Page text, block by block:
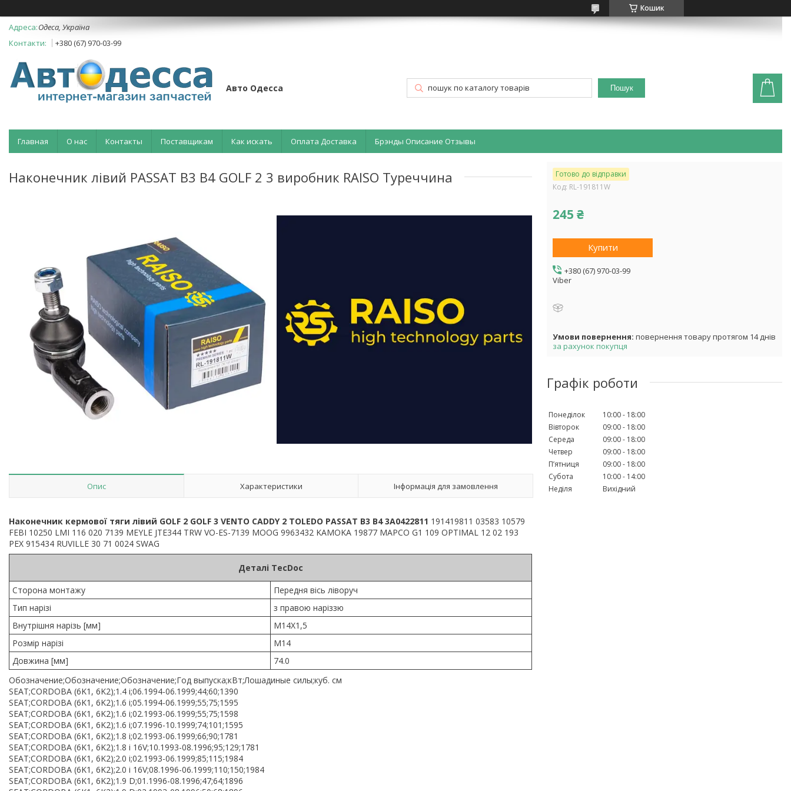
Кошик
Одеса, Україна
+380 (67) 970-03-99
Авто Одесса Пошук
Главная О нас Контакты Поставщикам Как искать Оплата Доставка Брэнды Описание Отзывы
Наконечник лівий PASSAT B3 B4 GOLF 2 3 виробник RAISO Туреччина
Опис Характеристики Інформація для замовлення
Наконечник кермової тяги лівий GOLF 2 GOLF 3 VENTO CADDY 2 TOLEDO PASSAT B3 B4 3A0422811 191419811 03583 10579
FEBI 10250 LMI 116 020 7139 MEYLE JTE344 TRW VO-ES-7139 MOOG 9963432 KAMOKA 19877 MAPCO G1 109 OPTIMAL 12 02 193
PEX 915434 RUVILLE 30 71 0024 SWAG
Деталі TecDoc
Сторона монтажу
Передня вісь ліворуч
Тип нарізі
з правою наріззю
Внутрішня нарізь [мм]
M14X1,5
Розмір нарізі
M14
Довжина [мм]
74.0
Обозначение;Обозначение;Обозначение;Год выпуска;кВт;Лошадиные силы;куб. см
SEAT;CORDOBA (6K1, 6K2);1.4 i;06.1994-06.1999;44;60;1390
SEAT;CORDOBA (6K1, 6K2);1.6 i;05.1994-06.1999;55;75;1595
SEAT;CORDOBA (6K1, 6K2);1.6 i;02.1993-06.1999;55;75;1598
SEAT;CORDOBA (6K1, 6K2);1.6 i;07.1996-10.1999;74;101;1595
SEAT;CORDOBA (6K1, 6K2);1.8 i;02.1993-06.1999;66;90;1781
SEAT;CORDOBA (6K1, 6K2);1.8 i 16V;10.1993-08.1996;95;129;1781
SEAT;CORDOBA (6K1, 6K2);2.0 i;02.1993-06.1999;85;115;1984
SEAT;CORDOBA (6K1, 6K2);2.0 i 16V;08.1996-06.1999;110;150;1984
SEAT;CORDOBA (6K1, 6K2);1.9 D;01.1996-08.1996;47;64;1896
Готово до відправки
Код: RL-191811W
245 ₴
Купити
+380 (67) 970-03-99
Viber
повернення товару протягом 14 днів
за рахунок покупця
Графік роботи
Понеділок 10:00
18:00
Вівторок
09:00
18:00
Середа
09:00
18:00
Четвер
09:00
18:00
Пʼятниця
09:00
18:00
Субота
10:00
14:00
Неділя
Вихідний